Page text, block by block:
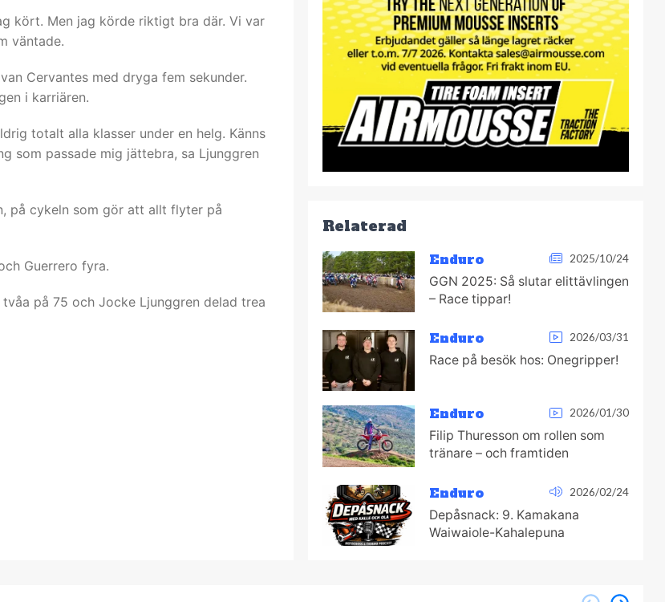
kört. Men jag körde riktigt bra där. Vi var
väntade.
Cervantes med dryga fem sekunder.
i karriären.
totalt alla klasser under en helg. Känns
som passade mig jättebra, sa Ljunggren
på cykeln som gör att allt flyter på
Guerrero fyra.
på 75 och Jocke Ljunggren delad trea
Relaterad
Enduro 2025/10/24
GGN 2025: Så slutar elittävlingen
– Race tippar!
Enduro 2026/03/31
Race på besök hos: Onegripper!
Enduro 2026/01/30
Filip Thuresson om rollen som
tränare – och framtiden
Enduro 2026/02/24
Depåsnack: 9. Kamakana
Waiwaiole-Kahalepuna